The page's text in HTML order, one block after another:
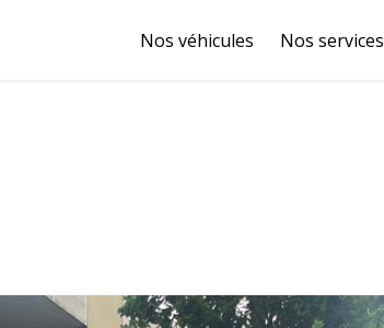
Nos véhicules Nos services